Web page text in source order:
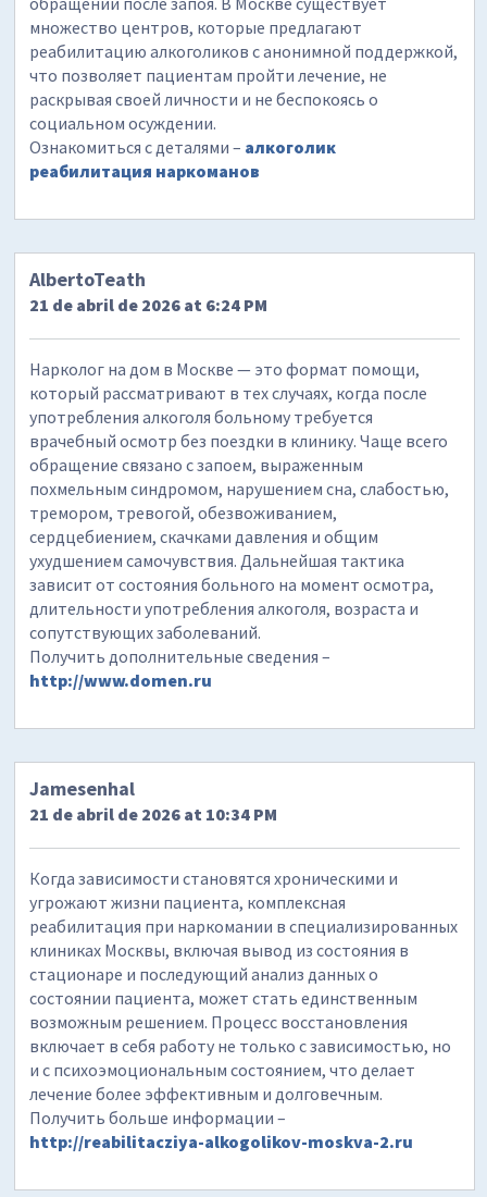
множество центров, которые предлагают
реабилитацию алкоголиков с анонимной поддержкой,
что позволяет пациентам пройти лечение, не
раскрывая своей личности и не беспокоясь о
социальном осуждении.
Ознакомиться с деталями – алкоголик
реабилитация наркоманов
AlbertoTeath
21 de abril de 2026 at 6:24 PM
Нарколог на дом в Москве — это формат помощи,
который рассматривают в тех случаях, когда после
употребления алкоголя больному требуется
врачебный осмотр без поездки в клинику. Чаще всего
обращение связано с запоем, выраженным
похмельным синдромом, нарушением сна, слабостью,
тремором, тревогой, обезвоживанием,
сердцебиением, скачками давления и общим
ухудшением самочувствия. Дальнейшая тактика
зависит от состояния больного на момент осмотра,
длительности употребления алкоголя, возраста и
сопутствующих заболеваний.
Получить дополнительные сведения –
http://www.domen.ru
Jamesenhal
21 de abril de 2026 at 10:34 PM
Когда зависимости становятся хроническими и
угрожают жизни пациента, комплексная
реабилитация при наркомании в специализированных
клиниках Москвы, включая вывод из состояния в
стационаре и последующий анализ данных о
состоянии пациента, может стать единственным
возможным решением. Процесс восстановления
включает в себя работу не только с зависимостью, но
и с психоэмоциональным состоянием, что делает
лечение более эффективным и долговечным.
Получить больше информации –
http://reabilitacziya-alkogolikov-moskva-2.ru